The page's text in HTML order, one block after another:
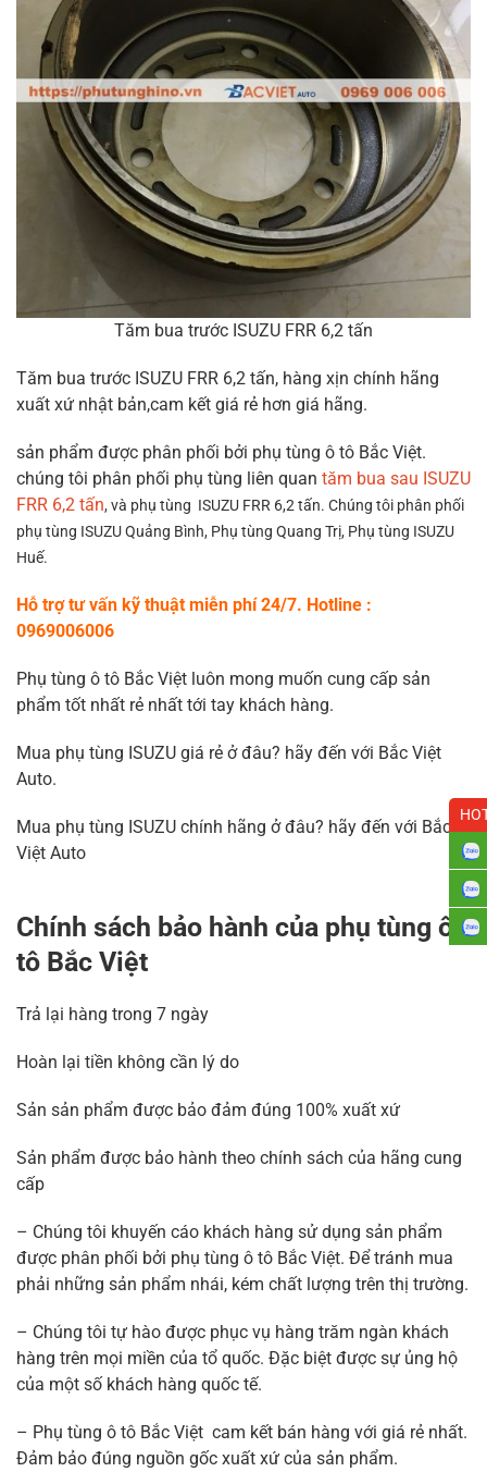
Tăm bua trước ISUZU FRR 6,2 tấn
Tăm bua trước ISUZU FRR 6,2 tấn, hàng xịn chính hãng
xuất xứ nhật bản,cam kết giá rẻ hơn giá hãng.
sản phẩm được phân phối bởi phụ tùng ô tô Bắc Việt.
chúng tôi phân phối phụ tùng liên quan tăm bua sau ISUZU
FRR 6,2 tấn, và phụ tùng ISUZU FRR 6,2 tấn. Chúng tôi phân phối
phụ tùng ISUZU Quảng Bình, Phụ tùng Quang Trị, Phụ tùng ISUZU
Huế.
Hỗ trợ tư vấn kỹ thuật miễn phí 24/7. Hotline :
0969006006
Phụ tùng ô tô Bắc Việt luôn mong muốn cung cấp sản
phẩm tốt nhất rẻ nhất tới tay khách hàng.
Mua phụ tùng ISUZU giá rẻ ở đâu? hãy đến với Bắc Việt
Auto.
Mua phụ tùng ISUZU chính hãng ở đâu? hãy đến với Bắc
Việt Auto
Chính sách bảo hành của phụ tùng ô
tô Bắc Việt
Trả lại hàng trong 7 ngày
Hoàn lại tiền không cần lý do
Sản sản phẩm được bảo đảm đúng 100% xuất xứ
Sản phẩm được bảo hành theo chính sách của hãng cung
cấp
– Chúng tôi khuyến cáo khách hàng sử dụng sản phẩm
được phân phối bởi phụ tùng ô tô Bắc Việt. Để tránh mua
phải những sản phẩm nhái, kém chất lượng trên thị trường.
– Chúng tôi tự hào được phục vụ hàng trăm ngàn khách
hàng trên mọi miền của tổ quốc. Đặc biệt được sự ủng hộ
của một số khách hàng quốc tế.
– Phụ tùng ô tô Bắc Việt cam kết bán hàng với giá rẻ nhất.
Đảm bảo đúng nguồn gốc xuất xứ của sản phẩm.